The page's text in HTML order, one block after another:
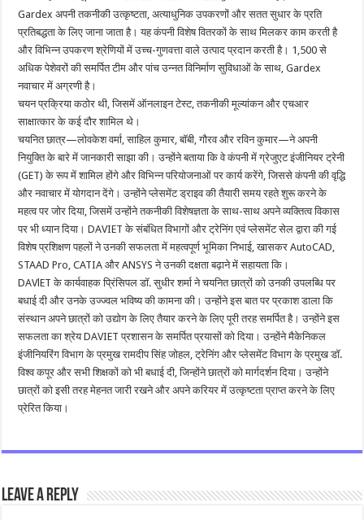
Gardex अपनी तकनीकी उत्कृष्टता, अत्याधुनिक उपकरणों और सतत सुधार के प्रति
प्रतिबद्धता के लिए जाना जाता है। यह कंपनी विशेष वितरकों के साथ मिलकर काम करती है
और विभिन्न उपकरण श्रेणियों में उच्च-गुणवत्ता वाले उत्पाद प्रदान करती है। 1,500 से
अधिक पेशेवरों की समर्पित टीम और पांच उन्नत विनिर्माण सुविधाओं के साथ, Gardex
नवाचार में अग्रणी है।
चयन प्रक्रिया कठोर थी, जिसमें ऑनलाइन टेस्ट, तकनीकी मूल्यांकन और एचआर
साक्षात्कार के कई दौर शामिल थे।
चयनित छात्र—लोवकेश वर्मा, साहिल कुमार, बॉबी, गौरव और रविन कुमार—ने अपनी
नियुक्ति के बारे में जानकारी साझा की। उन्होंने बताया कि वे कंपनी में ग्रेजुएट इंजीनियर ट्रेनी
(GET) के रूप में शामिल होंगे और विभिन्न परियोजनाओं पर कार्य करेंगे, जिससे कंपनी की वृद्धि
और नवाचार में योगदान देंगे। उन्होंने प्लेसमेंट ड्राइव की तैयारी समय रहते शुरू करने के
महत्व पर जोर दिया, जिसमें उन्होंने तकनीकी विशेषज्ञता के साथ-साथ अपने व्यक्तित्व विकास
पर भी ध्यान दिया। DAVIET के संबंधित विभागों और ट्रेनिंग एवं प्लेसमेंट सेल द्वारा की गई
विशेष प्रशिक्षण पहलों ने उनकी सफलता में महत्वपूर्ण भूमिका निभाई, खासकर AutoCAD,
STAAD Pro, CATIA और ANSYS ने उनकी दक्षता बढ़ाने में सहायता कि।
DAVlET के कार्यवाहक प्रिंसिपल डॉ. सुधीर शर्मा ने चयनित छात्रों को उनकी उपलब्धि पर
बधाई दी और उनके उज्ज्वल भविष्य की कामना की। उन्होंने इस बात पर प्रकाश डाला कि
संस्थान अपने छात्रों को उद्योग के लिए तैयार करने के लिए पूरी तरह समर्पित है। उन्होंने इस
सफलता का श्रेय DAVIET प्रशासन के समर्पित प्रयासों को दिया। उन्होंने मैकेनिकल
इंजीनियरिंग विभाग के प्रमुख रामदीप सिंह जोहल, ट्रेनिंग और प्लेसमेंट विभाग के प्रमुख डॉ.
विश्व कपूर और सभी शिक्षकों को भी बधाई दी, जिन्होंने छात्रों को मार्गदर्शन दिया। उन्होंने
छात्रों को इसी तरह मेहनत जारी रखने और अपने करियर में उत्कृष्टता प्राप्त करने के लिए
प्रेरित किया।
Leave a Reply